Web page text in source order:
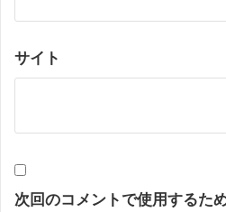
サイト
次回のコメントで使用するた